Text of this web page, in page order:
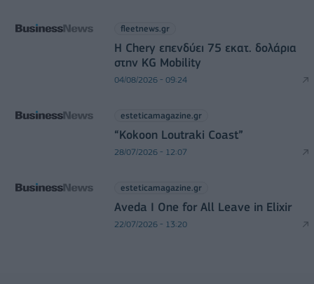
fleetnews.gr
Η Chery επενδύει 75 εκατ. δολάρια
στην KG Mobility
04/08/2026 - 09:24
esteticamagazine.gr
“Kokoon Loutraki Coast”
28/07/2026 - 12:07
esteticamagazine.gr
Aveda I One for All Leave in Elixir
22/07/2026 - 13:20